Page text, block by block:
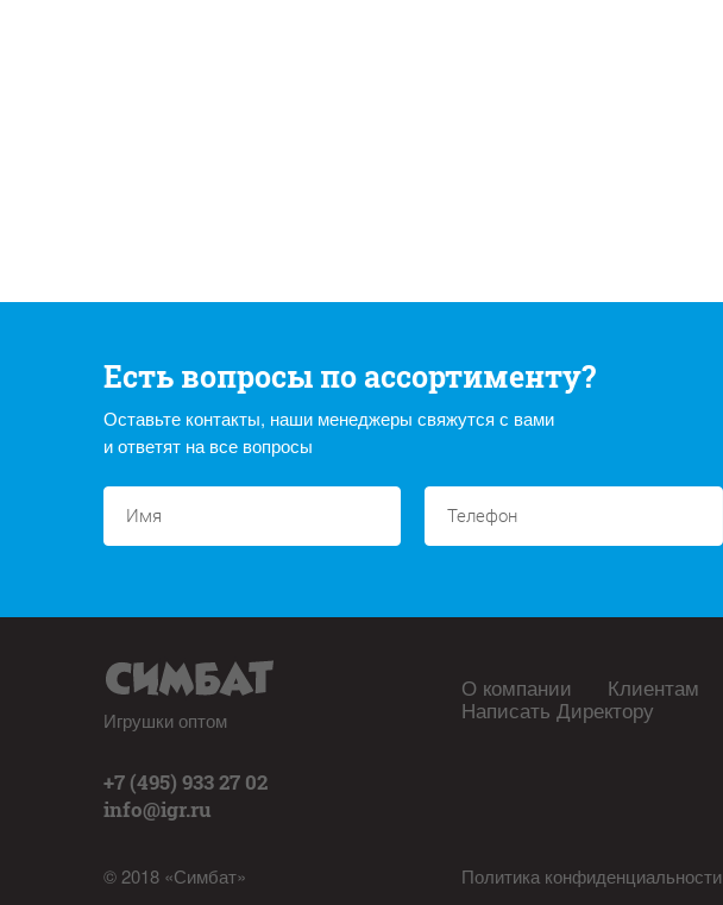
Есть вопросы по ассортименту?
Оставьте контакты, наши менеджеры свяжутся с вами
и ответят на все вопросы
Игрушки оптом
+7 (495) 933 27 02
info@igr.ru
© 2018 «Симбат»
О компании Клиентам
Написать Директору
Политика конфиденциальности